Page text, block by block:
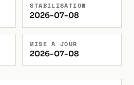
STABILISATION
2026-07-08
MISE À JOUR
2026-07-08